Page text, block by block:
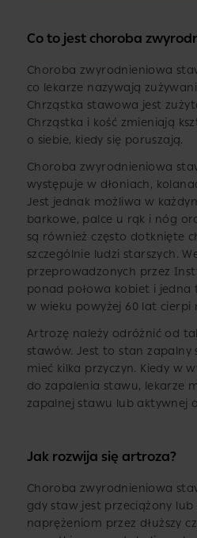
Co to jest choroba
Choroba zwyrodnieniowa
co lekarze nazywają
Chrząstka stawowa jest
Chrząstka i kość zmieniają
o siebie, kiedy się poruszają.
Choroba zwyrodnieniowa
występuje w dłoniach,
Jest jednak możliwa w
barkowe, palce u rąk i nóg
są również często dotknięte
szczególnie ludzi starszych.
przeprowadzonych przez
ponad połowa kobiet i jedna
w wieku powyżej 60 lat cierpi
Artrozę należy odróżnić od
stawów. Jest to stan zapalny
mieć kilka przyczyn. Kiedy w
do zapalenia stawu, lekarze
zapalnej stawu lub aktywnej
Jak rozwija się artroza?
Choroba zwyrodnieniowa
gdy staw jest przeciążony
naprężeniom przez dłuższy